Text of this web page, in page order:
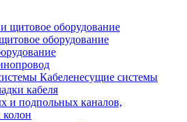
оборудование
Кабеленесущие системы
кабеля
и подпольных каналов,